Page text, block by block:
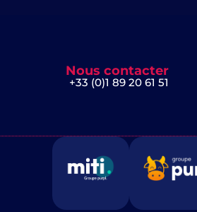
des cookies
Nous contacter
+33 (0)1 89 20 61 51